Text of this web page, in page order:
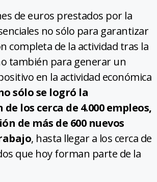
de euros prestados por la
no sólo para garantizar
completa de la actividad tras la
también para generar un
en la actividad económica
sólo se logró la
los cerca de 4.000 empleos,
de más de 600 nuevos
, hasta llegar a los cerca de
que hoy forman parte de la